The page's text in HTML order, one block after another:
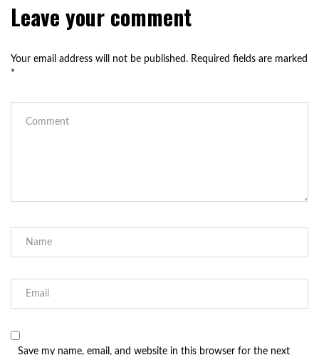
Leave your comment
Your email address will not be published. Required fields are marked
*
Save my name, email, and website in this browser for the next